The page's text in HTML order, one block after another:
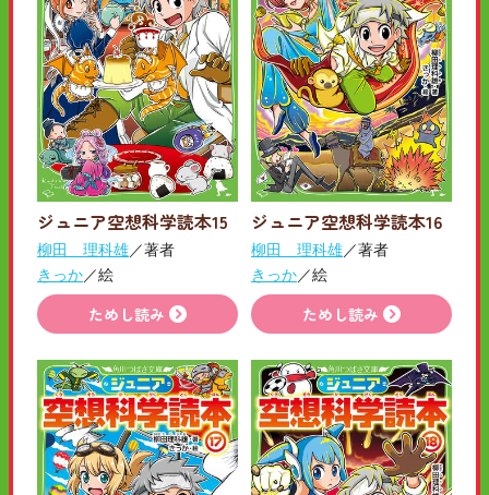
ジュニア空想科学読本15
柳田 理科雄／著者
きっか／絵
ためし読み
ジュニア空想科学読本16
柳田 理科雄／著者
きっか／絵
ためし読み